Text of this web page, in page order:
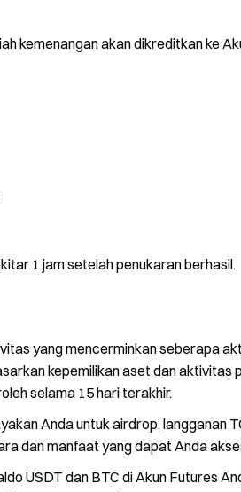
kemenangan akan dikreditkan ke
1 jam setelah penukaran berhasil.
yang mencerminkan seberapa
kepemilikan aset dan aktivitas
selama 15 hari terakhir.
Anda untuk airdrop, langganan
dan manfaat yang dapat Anda
USDT dan BTC di Akun Futures